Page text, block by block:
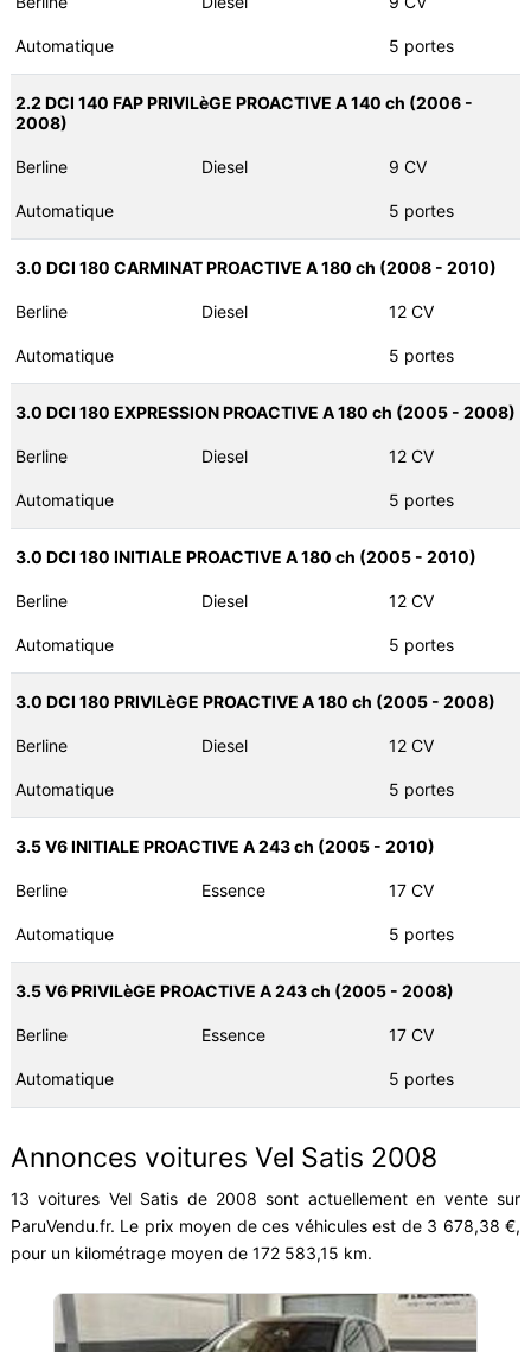
Automatique 5 portes
2.2 DCI 140 FAP PRIVILèGE PROACTIVE A 140 ch (2006 -
2008)
Berline Diesel 9 CV
Automatique 5 portes
3.0 DCI 180 CARMINAT PROACTIVE A 180 ch (2008 - 2010)
Berline Diesel 12 CV
Automatique 5 portes
3.0 DCI 180 EXPRESSION PROACTIVE A 180 ch (2005 - 2008)
Berline Diesel 12 CV
Automatique 5 portes
3.0 DCI 180 INITIALE PROACTIVE A 180 ch (2005 - 2010)
Berline Diesel 12 CV
Automatique 5 portes
3.0 DCI 180 PRIVILèGE PROACTIVE A 180 ch (2005 - 2008)
Berline Diesel 12 CV
Automatique 5 portes
3.5 V6 INITIALE PROACTIVE A 243 ch (2005 - 2010)
Berline Essence 17 CV
Automatique 5 portes
3.5 V6 PRIVILèGE PROACTIVE A 243 ch (2005 - 2008)
Berline Essence 17 CV
Automatique 5 portes
Annonces voitures Vel Satis 2008
13 voitures Vel Satis de 2008 sont actuellement en vente sur
ParuVendu.fr. Le prix moyen de ces véhicules est de 3 678,38 €,
pour un kilométrage moyen de 172 583,15 km.